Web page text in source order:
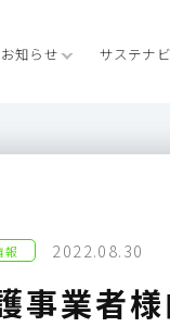
お知らせ サステナ
報 2022.08.30
事業者